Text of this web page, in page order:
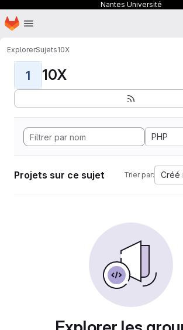
Nantes Université
Passer au contenu principal
Page d'accueil
ExplorerSujets10X
1 10X
PHP
Projets sur ce sujet Trier par: Créé